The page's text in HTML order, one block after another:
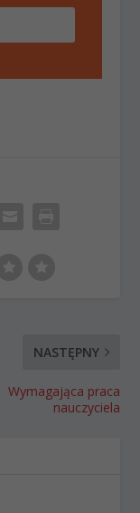
NASTĘPNY
Wymagająca praca
nauczyciela